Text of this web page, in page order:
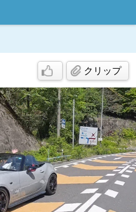
クリップ